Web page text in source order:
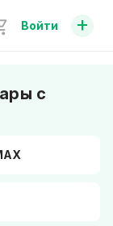
Войти +
с